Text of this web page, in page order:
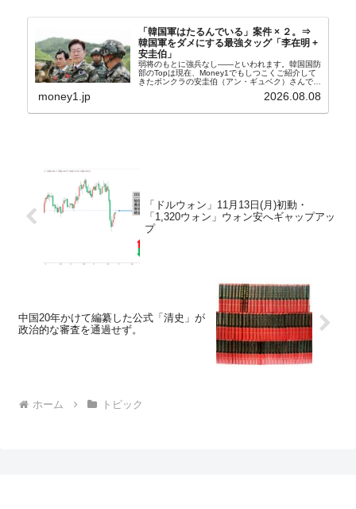
「韓国軍はたるんでいる」案件 × ２。⇒
韓国軍をダメにする最強タッグ「李在明 +
安圭伯」
弱将のもとに強兵なし――といわれます。韓国国防
部のTopは現在、Money1でもしつこくご紹介して
きたボンクラの安圭伯（アン・ギュベク）さんで
す。↑経済的無知蒙昧な李在明（イ・ジェミョン）
さんと「韓国初の文官上がり」の国防部長官安圭伯
money1.jp 2026.08.08
「ドルウォン」11月13日(月)初動・
「1,320ウォン」ウォン安へギャップアッ
プ
中国20年かけて編纂した公式「清史」が
政治的な審査を通過せず。
ホーム トピック